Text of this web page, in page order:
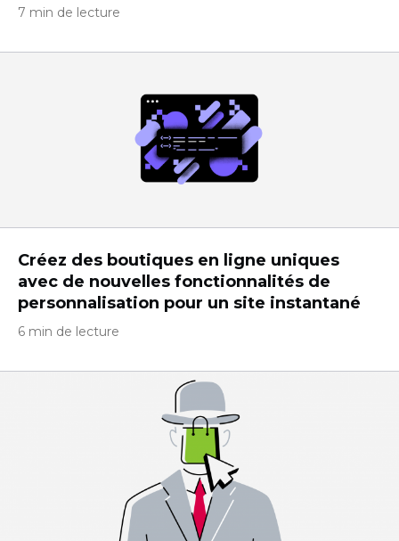
7 min de lecture
Créez des boutiques en ligne uniques
avec de nouvelles fonctionnalités de
personnalisation pour un site instantané
6 min de lecture